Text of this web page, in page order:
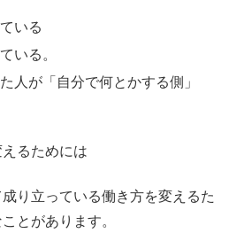
いる
いる。
人が「自分で何とかする側」
るためには
り立っている働き方を変えるた
とがあります。